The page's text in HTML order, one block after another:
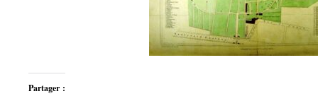
Partager :